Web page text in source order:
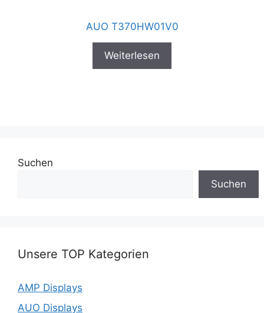
AUO T370HW01V0
Weiterlesen
Suchen
Suchen
Unsere TOP Kategorien
AMP Displays
AUO Displays